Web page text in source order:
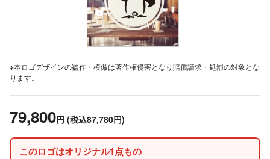
※本ロゴデザインの盗作・模倣は著作権侵害となり賠償請求・処罰の対象とな
ります。
79,800円 (税込87,780円)
このロゴはオリジナル1点もの